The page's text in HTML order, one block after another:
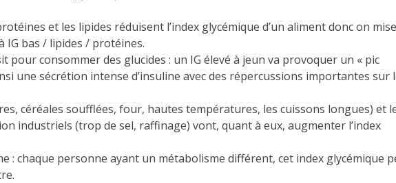
et les lipides réduisent l’index glycémique d’un aliment donc on
IG bas / lipides / protéines.
pour consommer des glucides : un IG élevé à jeun va provoquer un « pic
une sécrétion intense d’insuline avec des répercussions importantes sur
céréales soufflées, four, hautes températures, les cuissons longues) et
industriels (trop de sel, raffinage) vont, quant à eux, augmenter l’index
: chaque personne ayant un métabolisme différent, cet index glycémique